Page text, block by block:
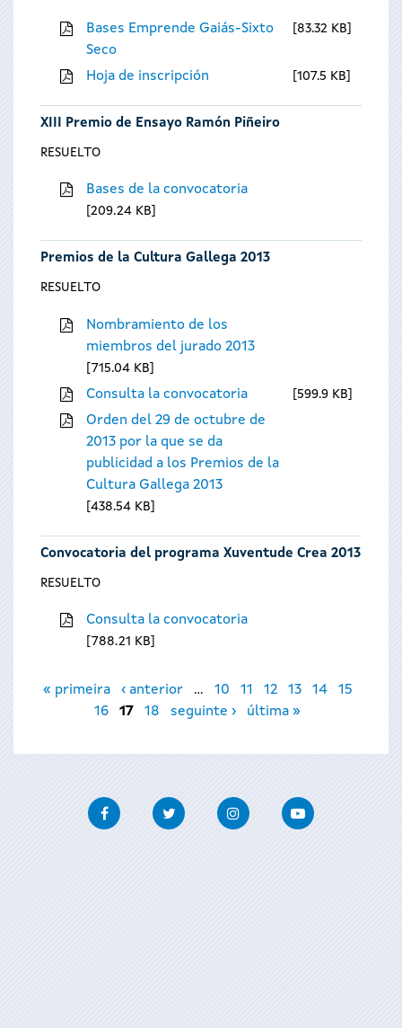
Bases Emprende Gaiás-Sixto
Seco
83.32 KB
Hoja de inscripción 107.5 KB
XIII Premio de Ensayo Ramón Piñeiro
RESUELTO
Bases de la convocatoria
209.24 KB
Premios de la Cultura Gallega 2013
RESUELTO
Nombramiento de los
miembros del jurado 2013
715.04 KB
Consulta la convocatoria 599.9 KB
Orden del 29 de octubre de
2013 por la que se da
publicidad a los Premios de la
Cultura Gallega 2013
438.54 KB
Convocatoria del programa Xuventude Crea 2013
RESUELTO
Consulta la convocatoria
788.21 KB
Páginas
« primeira ‹ anterior … 10 11 12 13 14
15
16
17 18 seguinte › última »
FacebookTwitter InstagramYoutube